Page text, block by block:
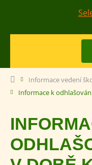
Informace vedení
Informace k